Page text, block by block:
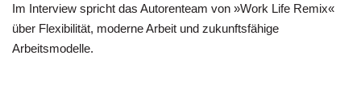
Im Interview spricht das Autorenteam von »Work Life Remix«
über Flexibilität, moderne Arbeit und zukunftsfähige
Arbeitsmodelle.